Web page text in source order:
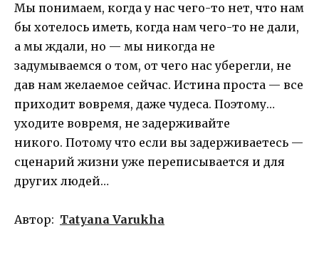
Мы понимаем, когда у нас чего-то нет, что нам
бы хотелось иметь, когда нам чего-то не дали,
а мы ждали, но — мы никогда не
задумываемся о том, от чего нас уберегли, не
дав нам желаемое сейчас. Истина проста — все
приходит вовремя, даже чудеса. Поэтому…
уходите вовремя, не задерживайте
никого. Потому что если вы задерживаетесь —
сценарий жизни уже переписывается и для
других людей…
Автор: Tatyana Varukha